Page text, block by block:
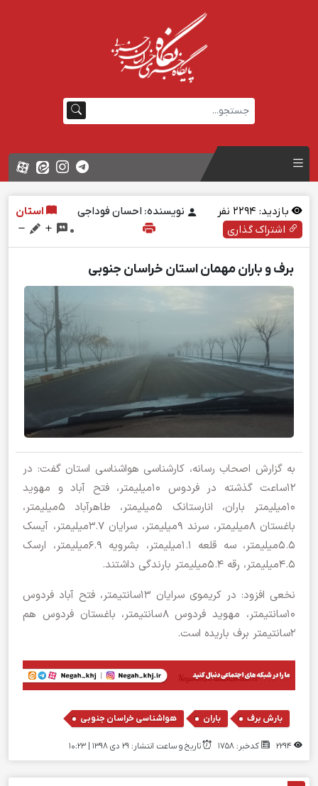
بازدید: نفر نویسنده: احسان فوداجی
استان
اشتراک گذاری
0
برف و باران مهمان استان خراسان جنوبی
به گزارش اصحاب رسانه، کارشناسی هواشناسی استان گفت: در
۱۲ساعت گذشته در فردوس ۱۰میلیمتر، فتح آباد و مهوید
۱۰میلیمتر باران، انارستانک ۵میلیمتر، طاهرآباد ۵میلیمتر،
باغستان ۸میلیمتر، سرند ۹میلیمتر، سرایان ۳.۷میلیمتر، آیسک
۵.۵میلیمتر، سه قلعه ۱.۱میلیمتر، بشرویه ۶.۹میلیمتر، ارسک
۴.۵میلیمتر، رقه ۵.۴میلیمتر بارندگی داشتند.
نخعی افزود: در کریموی سرایان ۱۳سانتیمتر، فتح آباد فردوس
۱۰سانتیمتر، مهوید فردوس ۸سانتیمتر، باغستان فردوس هم
۲سانتیمتر برف باریده است.
بارش برف , باران , هواشناسی خراسان جنوبی
کدخبر: 1758 تاریخ و ساعت انتشار: ۲۹ دی ۱۳۹۸ | 10:23